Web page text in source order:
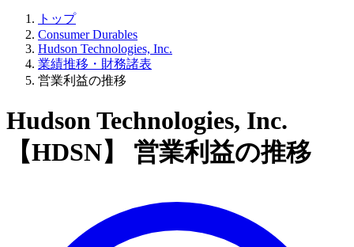
トップ
Consumer Durables
Hudson Technologies, Inc.
業績推移・財務諸表
営業利益の推移
Hudson Technologies, Inc.
【HDSN】 営業利益の推移